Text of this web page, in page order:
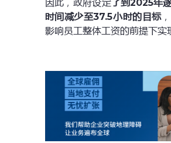
因此，政府设定了到2025年
时间减少至37.5小时的目标
影响员工整体工资的前提下实